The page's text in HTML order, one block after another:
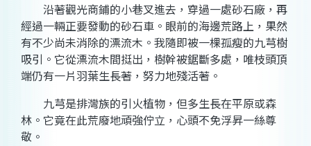
沿著觀光商鋪的小巷叉進去，穿過一處砂石廠，再
經過一輛正要發動的砂石車。眼前的海邊荒路上，果然
有不少尚未消除的漂流木。我隨即被一棵孤瘦的九芎樹
吸引。它從漂流木間挺出，樹幹被鋸斷多處，唯枝頭頂
端仍有一片羽葉生長著，努力地殘活著。
九芎是排灣族的引火植物，但多生長在平原或森
林。它竟在此荒廢地頑強佇立，心頭不免浮昇一絲尊
敬。